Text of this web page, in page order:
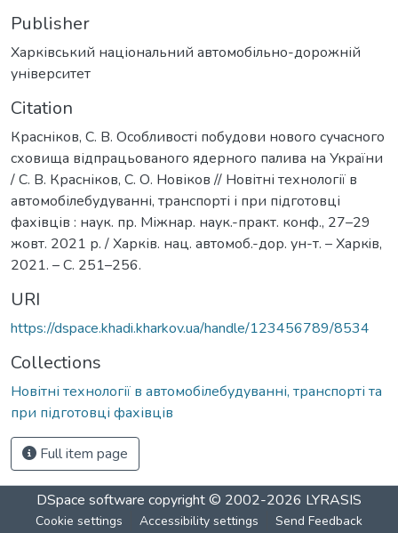
Publisher
Харківський національний автомобільно-дорожній
університет
Citation
Красніков, С. В. Особливості побудови нового сучасного
сховища відпрацьованого ядерного палива на України
/ С. В. Красніков, С. О. Новіков // Новітні технології в
автомобілебудуванні, транспорті і при підготовці
фахівців : наук. пр. Міжнар. наук.-практ. конф., 27–29
жовт. 2021 р. / Харків. нац. автомоб.-дор. ун-т. – Харкiв,
2021. – С. 251–256.
URI
https://dspace.khadi.kharkov.ua/handle/123456789/8534
Collections
Новітні технології в автомобілебудуванні, транспорті та
при підготовці фахівців
Full item page
DSpace software copyright © 2002-2026 LYRASIS
Cookie settings Accessibility settings Send Feedback